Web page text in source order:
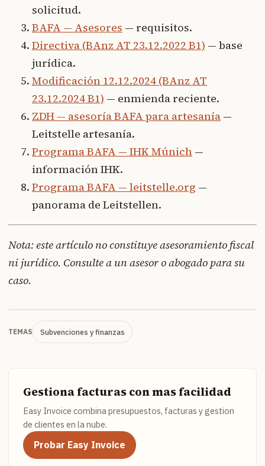
solicitud.
BAFA — Asesores — requisitos.
Directiva (BAnz AT 23.12.2022 B1) — base
jurídica.
Modificación 12.12.2024 (BAnz AT
23.12.2024 B1) — enmienda reciente.
ZDH — asesoría BAFA para artesanía —
Leitstelle artesanía.
Programa BAFA — IHK Múnich —
información IHK.
Programa BAFA — leitstelle.org —
panorama de Leitstellen.
Nota: este artículo no constituye asesoramiento fiscal
ni jurídico. Consulte a un asesor o abogado para su
caso.
TEMAS Subvenciones y finanzas
Gestiona facturas con mas facilidad
Easy Invoice combina presupuestos, facturas y gestion
de clientes en la nube.
Probar Easy Invoice